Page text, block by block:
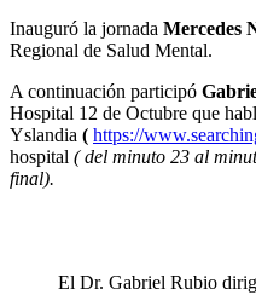
Inauguró la jornada Mercedes
Regional de Salud Mental.
A continuación participó
Hospital 12 de Octubre que
Yslandia ( https://
hospital ( del minuto 23 al
final).
El Dr. Gabriel Rubio